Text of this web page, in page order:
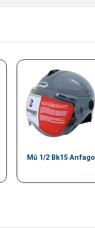
Mũ 1/2 Bk15 Anfago